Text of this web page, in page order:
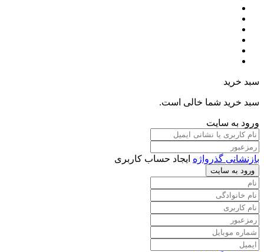
سبد خرید
سبد خرید شما خالی است.
ورود به سایت
بازنشانی گذرواژه ایجاد حساب کاربری
ورود به سایت